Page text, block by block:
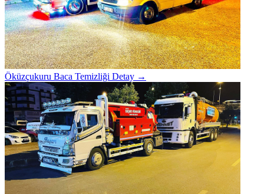
Öküzçukuru Baca Temizliği Detay →